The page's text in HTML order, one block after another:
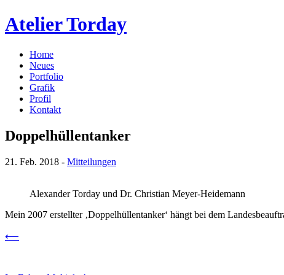
Atelier Torday
Home
Neues
Portfolio
Grafik
Profil
Kontakt
Doppelhüllentanker
21. Feb. 2018 - Mitteilungen
Alexander Torday und Dr. Christian Meyer-Heidemann
Mein 2007 erstellter ‚Doppelhüllentanker‘ hängt bei dem
⟵